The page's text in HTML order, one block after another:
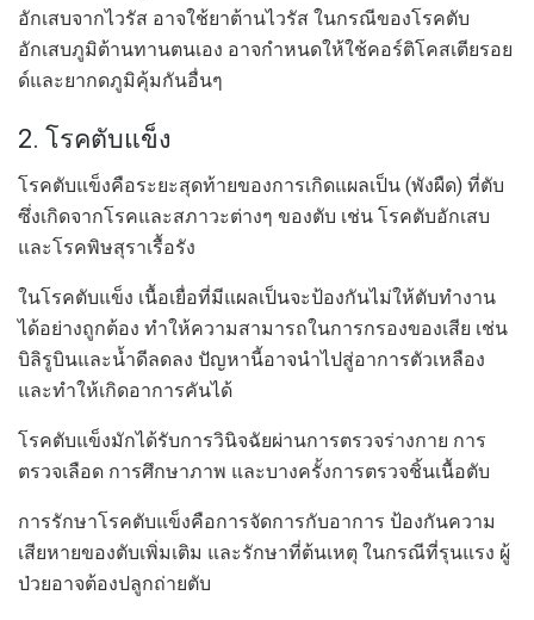
อักเสบจากไวรัส อาจใช้ยาต้านไวรัส ในกรณีของโรคตับ
อักเสบภูมิต้านทานตนเอง อาจกำหนดให้ใช้คอร์ติโคสเตียรอย
ด์และยากดภูมิคุ้มกันอื่นๆ
2. โรคตับแข็ง
โรคตับแข็งคือระยะสุดท้ายของการเกิดแผลเป็น (พังผืด) ที่ตับ
ซึ่งเกิดจากโรคและสภาวะต่างๆ ของตับ เช่น โรคตับอักเสบ
และโรคพิษสุราเรื้อรัง
ในโรคตับแข็ง เนื้อเยื่อที่มีแผลเป็นจะป้องกันไม่ให้ตับทำงาน
ได้อย่างถูกต้อง ทำให้ความสามารถในการกรองของเสีย เช่น
บิลิรูบินและน้ำดีลดลง ปัญหานี้อาจนำไปสู่อาการตัวเหลือง
และทำให้เกิดอาการคันได้
โรคตับแข็งมักได้รับการวินิจฉัยผ่านการตรวจร่างกาย การ
ตรวจเลือด การศึกษาภาพ และบางครั้งการตรวจชิ้นเนื้อตับ
การรักษาโรคตับแข็งคือการจัดการกับอาการ ป้องกันความ
เสียหายของตับเพิ่มเติม และรักษาที่ต้นเหตุ ในกรณีที่รุนแรง ผู้
ป่วยอาจต้องปลูกถ่ายตับ